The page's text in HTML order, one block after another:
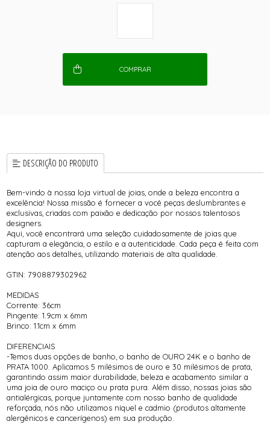
COMPRAR
DESCRIÇÃO DO PRODUTO
Bem-vindo à nossa loja virtual de joias, onde a beleza encontra a
excelência! Nossa missão é fornecer a você peças deslumbrantes e
exclusivas, criadas com paixão e dedicação por nossos talentosos
designers.
Aqui, você encontrará uma seleção cuidadosamente de joias que
capturam a elegância, o estilo e a autenticidade. Cada peça é feita com
atenção aos detalhes, utilizando materiais de alta qualidade.
GTIN: 7908879302962
MEDIDAS
Corrente: 36cm
Pingente: 1.9cm x 6mm
Brinco: 1.1cm x 6mm
DIFERENCIAIS
-Temos duas opções de banho, o banho de OURO 24K e o banho de
PRATA 1000. Aplicamos 5 milésimos de ouro e 30 milésimos de prata,
garantindo assim maior durabilidade, beleza e acabamento similar a
uma joia de ouro maciço ou prata pura. Além disso, nossas joias são
antialérgicas, porque juntamente com nosso banho de qualidade
reforçada, nós não utilizamos níquel e cadmio (produtos altamente
alergênicos e cancerígenos) em sua produção.